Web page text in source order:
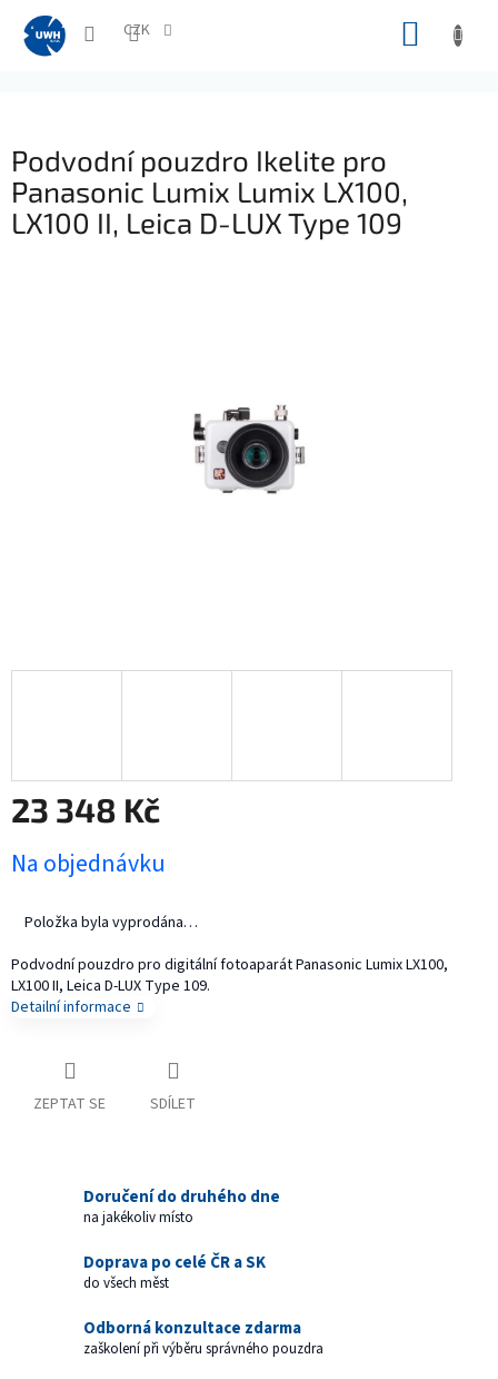
obsah
CZK
Podvodní pouzdro Ikelite pro
Panasonic Lumix Lumix LX100,
LX100 II, Leica D-LUX Type 109
23 348 Kč
cena:
Na objednávku
Položka byla vyprodána…
Podvodní pouzdro pro digitální fotoaparát Panasonic Lumix LX100,
LX100 II, Leica D-LUX Type 109.
Detailní informace
ZEPTAT SE SDÍLET
Doručení do druhého dne
na jakékoliv místo
Doprava po celé ČR a SK
do všech měst
Odborná konzultace zdarma
zaškolení při výběru správného pouzdra